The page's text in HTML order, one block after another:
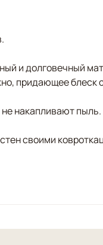
и долговечный
придающее блеск
накапливают пыль.
своими